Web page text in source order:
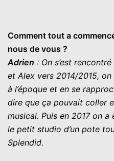
Comment tout a
nous de vous ?
Adrien : On s’est
et Alex vers 2014/2015,
à l’époque et en se
dire que ça pouvait coller
musical. Puis en 2017 on
le petit studio d’un pote
Splendid.